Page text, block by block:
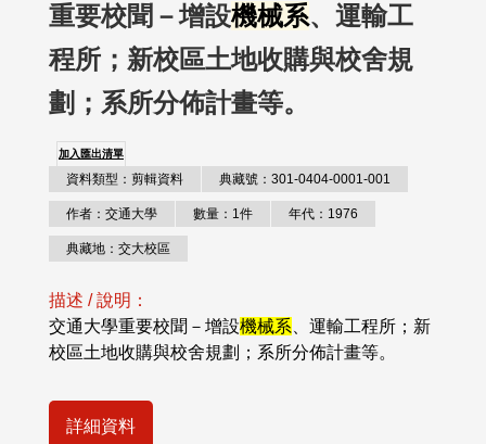
重要校聞－增設機械系、運輸工
程所；新校區土地收購與校舍規
劃；系所分佈計畫等。
加入匯出清單
資料類型：剪輯資料 典藏號：301-0404-0001-001
作者：交通大學 數量：1件 年代：1976
典藏地：交大校區
描述 / 說明：
交通大學重要校聞－增設機械系 、運輸工程所；新
校區土地收購與校舍規劃；系所分佈計畫等。
詳細資料